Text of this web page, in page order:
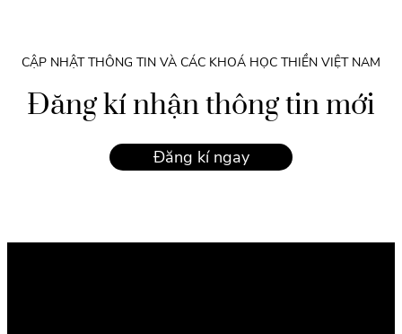
CẬP NHẬT THÔNG TIN VÀ CÁC KHOÁ HỌC THIỀN VIỆT NAM
Đăng kí nhận thông tin mới
Đăng kí ngay